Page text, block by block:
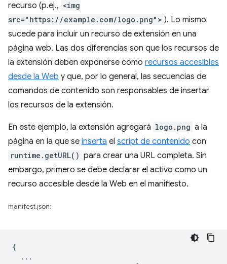
recurso (p.ej., <img
src="https://example.com/logo.png"> ). Lo mismo
sucede para incluir un recurso de extensión en una
página web. Las dos diferencias son que los recursos de
la extensión deben exponerse como recursos accesibles
desde la Web y que, por lo general, las secuencias de
comandos de contenido son responsables de insertar
los recursos de la extensión.
En este ejemplo, la extensión agregará logo.png a la
página en la que se inserta el script de contenido con
runtime.getURL() para crear una URL completa. Sin
embargo, primero se debe declarar el activo como un
recurso accesible desde la Web en el manifiesto.
manifest.json:
{
...